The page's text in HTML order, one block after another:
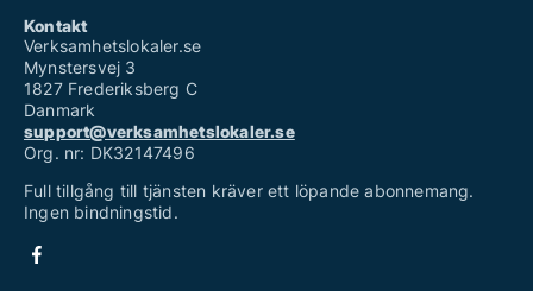
Kontakt
Verksamhetslokaler.se
Mynstersvej 3
1827 Frederiksberg C
Danmark
support@verksamhetslokaler.se
Org. nr: DK32147496
Full tillgång till tjänsten kräver ett löpande abonnemang.
Ingen bindningstid.